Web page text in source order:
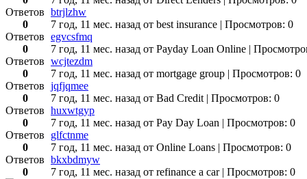
Ответов
0
btrjlzhw
7 год, 11 мес. назад от best insurance | Просмотров: 0
Ответов
0
egvcsfmq
7 год, 11 мес. назад от Payday Loan Online |
Ответов
0
wcjtezdm
7 год, 11 мес. назад от mortgage group | Просмотров: 0
Ответов
0
jqfjqmee
7 год, 11 мес. назад от Bad Credit | Просмотров: 0
Ответов
0
huxwtgyp
7 год, 11 мес. назад от Pay Day Loan | Просмотров: 0
Ответов
0
glfctnme
7 год, 11 мес. назад от Online Loans | Просмотров: 0
Ответов
0
bkxbdmyw
7 год, 11 мес. назад от refinance a car | Просмотров: 0